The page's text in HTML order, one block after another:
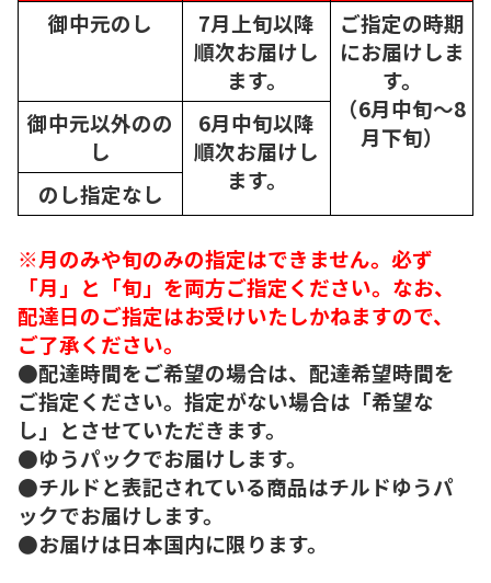
御中元のし
7月上旬以降
順次お届けし
ます。
ご指定の時期
にお届けしま
す。
（6月中旬～8
月下旬）
御中元以外のの
し
6月中旬以降
順次お届けし
ます。
のし指定なし
※月のみや旬のみの指定はできません。必ず
「月」と「旬」を両方ご指定ください。なお、
配達日のご指定はお受けいたしかねますので、
ご了承ください。
●配達時間をご希望の場合は、配達希望時間を
ご指定ください。指定がない場合は「希望な
し」とさせていただきます。
●ゆうパックでお届けします。
●チルドと表記されている商品はチルドゆうパ
ックでお届けします。
●お届けは日本国内に限ります。